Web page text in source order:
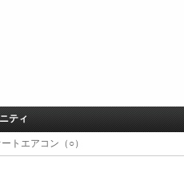
ティ
トエアコン（○）